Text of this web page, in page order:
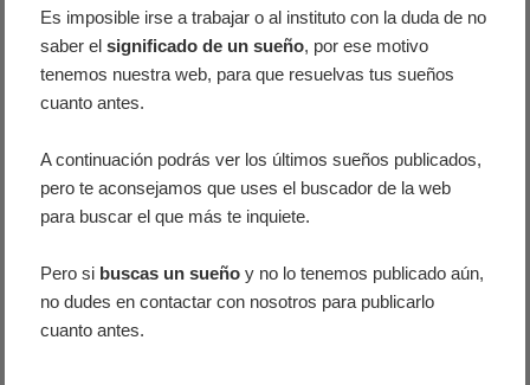
Es imposible irse a trabajar o al instituto con la duda de no
saber elsignificado de un sueño, por ese motivo
tenemos nuestra web, para que resuelvas tus sueños
cuanto antes.
A continuación podrás ver los últimos sueños publicados,
pero te aconsejamos que uses el buscador de la web
para buscar el que más te inquiete.
Pero si buscas un sueño y no lo tenemos publicado aún,
no dudes en contactar con nosotros para publicarlo
cuanto antes.